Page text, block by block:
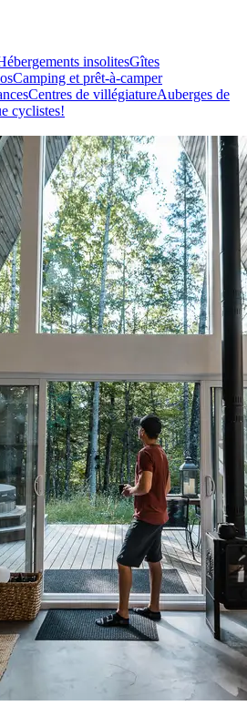
insolitesGîtes
Camping et prêt-à-camper
Centres de villégiatureAuberges de
cyclistes!